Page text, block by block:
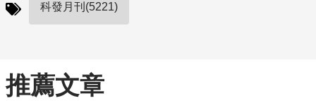
科發月刊(5221)
推薦文章